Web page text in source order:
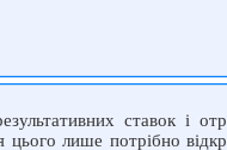
ставок і
лише потрібно